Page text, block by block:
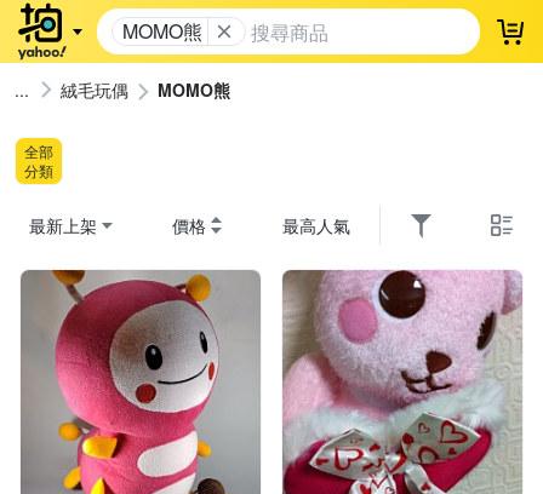
MOMO熊 登
絨毛玩偶 MOMO熊
全部
分類
最新上架 價格 最高人氣